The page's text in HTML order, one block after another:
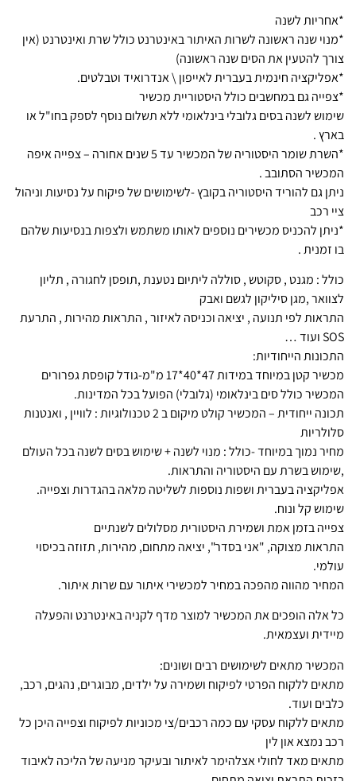
*אחריות לשנה
*מנוי שנה ראשונה לשרות האיתור באינטרנט כולל שרת ואינטרנט (אין
צורך להטעין את הסים שנה ראשונה)
*אפליקציה חינמית בעברית לאייפון \ אנדרואיד וטבלטים.
*צפייה גם במחשבים כולל היסטוריית מכשיר
שימוש לשנה בסים גלובלי בינלאומי ללא תשלום נוסף לספק בחו"ל או
בארץ .
*השרת שומר היסטוריה של המכשיר עד 5 שנים אחורה – צפייה איפה
המכשיר הסתובב .
ניתן גם להוריד היסטוריה בקובץ -לשימושים של פיקוח על נסיעות וניהול
ציי רכב
*ניתן להכניס מכשירים נוספים לאותו משתמש ולצפות בנסיעות שלהם
בו זמנית .
כולל : מגנט , סקוטש , סוללה ליתיום נטענת ,תופסן לחגורה , תליון
לצוואר ,מגן סיליקון לגשם ואבק
התראות לפי תנועה , יציאה וכניסה לאיזור , התראות מהירות , התרעת
SOS ועוד …
התכונות הייחודיות:
מכשיר קטן במיוחד במידות 47*40*17 מ"מ-גודל קופסת גפרורים
המכשיר כולל סים בינלאומי (גלובלי) הפועל בכל המדינות.
תכונה ייחודית – המכשיר קולט מיקום ב 2 טכנולוגיות : לוויין , ואנטנות
סלולריות
מחיר נמוך במיוחד -כולל : מנוי לשנה + שימוש בסים לשנה בכל העולם
,שימוש בשרת עם היסטוריה והתראות.
אפליקציה בעברית ושפות נוספות לשליטה מלאה בהגדרות וצפייה.
שימוש קל ונוח.
צפייה בזמן אמת ושמירת היסטורית מסלולים לשנתיים
התראות מצוקה, "אני בסדר", יציאה מתחום, מהירות, תזוזה בכיסוי
עולמי.
המחיר מהווה מהפכה במחיר למכשירי איתור עם שרות איתור.
כל אלה הופכים את המכשיר למוצר מדף לקניה באינטרנט והפעלה
מיידית ועצמאית.
המכשיר מתאים לשימושים רבים ושונים:
מתאים ללקוח הפרטי לפיקוח ושמירה על ילדים, מבוגרים, נהגים, רכב,
כלבים ועוד.
מתאים ללקוח עסקי עם כמה רכבים/צי מכוניות לפיקוח וצפייה היכן כל
רכב נמצא און לין
מתאים מאד לחולי אצלהימר לאיתור ובעיקר מניעה של הליכה לאיבוד